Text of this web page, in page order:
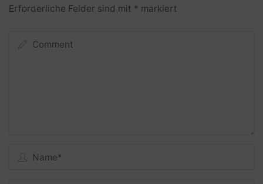
Erforderliche Felder sind mit * markiert